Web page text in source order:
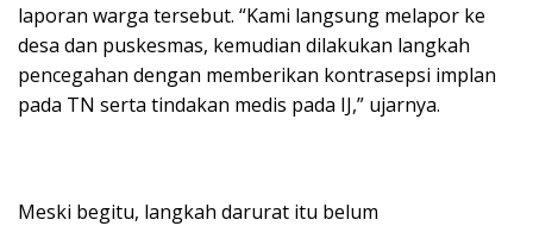
laporan warga tersebut. “Kami langsung melapor ke
desa dan puskesmas, kemudian dilakukan langkah
pencegahan dengan memberikan kontrasepsi implan
pada TN serta tindakan medis pada IJ,” ujarnya.
Meski begitu, langkah darurat itu belum